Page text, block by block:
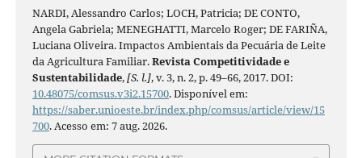
NARDI, Alessandro Carlos; LOCH, Patricia; DE CONTO,
Angela Gabriela; MENEGHATTI, Marcelo Roger; DE FARIÑA,
Luciana Oliveira. Impactos Ambientais da Pecuária de Leite
da Agricultura Familiar.Revista Competitividade e
Sustentabilidade,[S. l.], v. 3, n. 2, p. 49–66, 2017. DOI:
10.48075/comsus.v3i2.15700. Disponível em:
https://saber.unioeste.br/index.php/comsus/article/view/15
700. Acesso em: 7 aug. 2026.